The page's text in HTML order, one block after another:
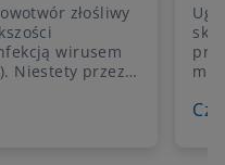
złośliwy
wirusem
Niestety przez
są regularne